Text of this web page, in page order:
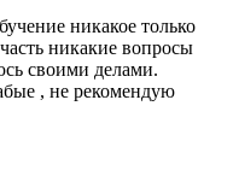
никакое только
никакие вопросы
своими делами.
, не рекомендую